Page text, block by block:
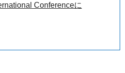
Conferenceに